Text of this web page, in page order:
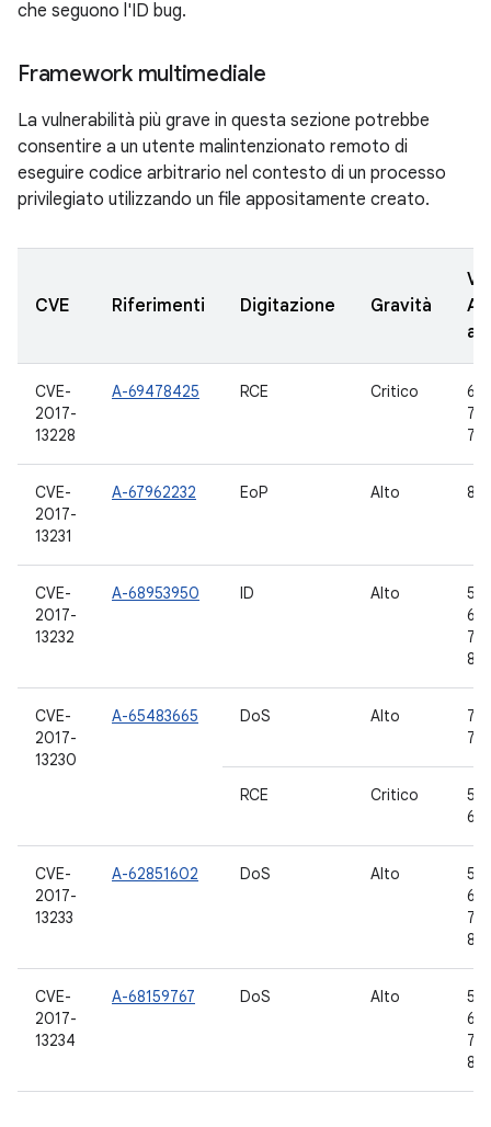
che seguono l'ID bug.
Framework multimediale
La vulnerabilità più grave in questa sezione potrebbe
consentire a un utente malintenzionato remoto di
eseguire codice arbitrario nel contesto di un processo
privilegiato utilizzando un file appositamente creato.
CVE Riferimenti Digitazione Gravità
CVE-
2017-
13228
A-69478425 RCE Critico
CVE-
2017-
13231
A-67962232 EoP Alto
CVE-
2017-
13232
A-68953950 ID Alto
CVE-
2017-
13230
A-65483665 DoS Alto
RCE Critico
CVE-
2017-
13233
A-62851602 DoS Alto
CVE-
2017-
13234
A-68159767 DoS Alto